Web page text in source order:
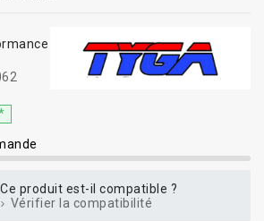
Ce produit est-il compatible ?
Vérifier la compatibilité